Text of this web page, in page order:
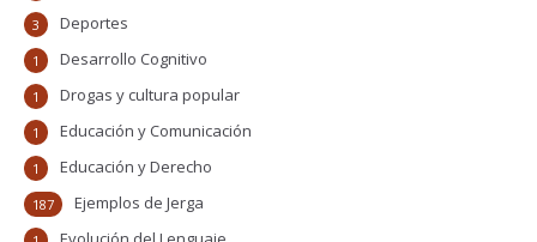
Deportes
3
Desarrollo Cognitivo
1
Drogas y cultura popular
1
Educación y Comunicación
1
Educación y Derecho
1
Ejemplos de Jerga
187